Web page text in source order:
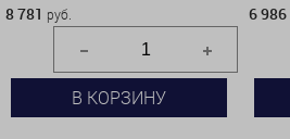
8 781 руб.
В КОРЗИНУ
6 986